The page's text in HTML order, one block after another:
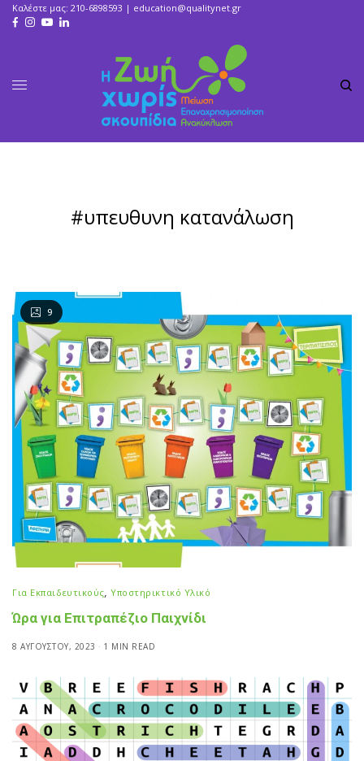
Καλέστε μας: 210-6898593 | education@qualitynet.gr
#υπευθυνη κατανάλωση
9
Για Εκπαιδευτικούς ,Υποστηρικτικό Υλικό
Ώρα για Επιτραπέζιο Παιχνίδι
8 ΑΥΓΟΎΣΤΟΥ, 2023 1 MIN READ